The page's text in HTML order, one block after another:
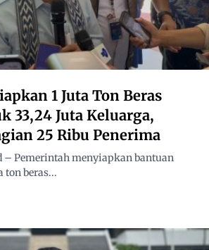
1 Juta Ton Beras
33,24 Juta Keluarga,
25 Ribu Penerima
– Pemerintah menyiapkan bantuan
ton beras...